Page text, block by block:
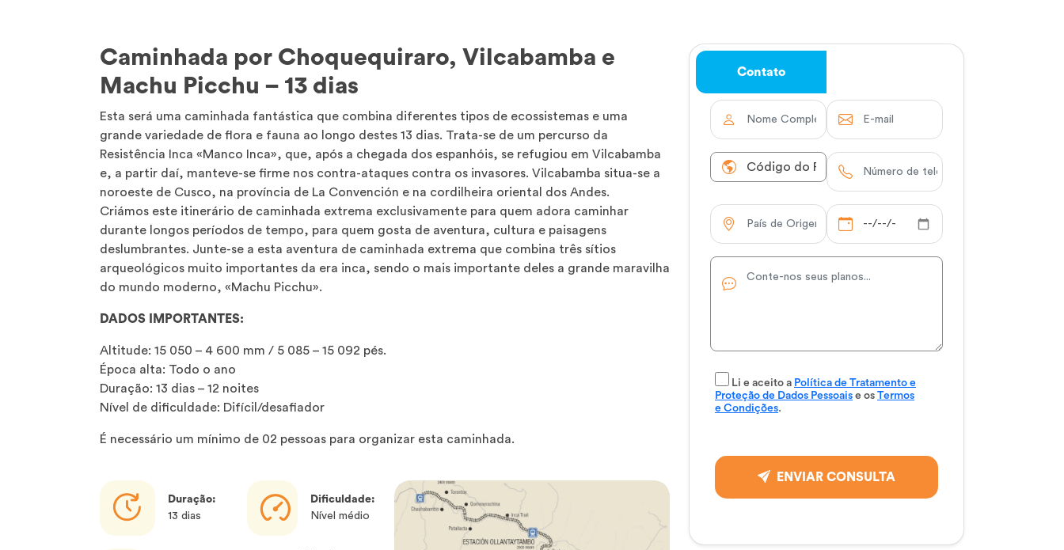
Caminhada por Choquequiraro, Vilcabamba e
Machu Picchu – 13 dias
Esta será uma caminhada fantástica que combina diferentes tipos de ecossistemas e uma
grande variedade de flora e fauna ao longo destes 13 dias. Trata-se de um percurso da
Resistência Inca «Manco Inca», que, após a chegada dos espanhóis, se refugiou em Vilcabamba
e, a partir daí, manteve-se firme nos contra-ataques contra os invasores. Vilcabamba situa-se a
noroeste de Cusco, na província de La Convención e na cordilheira oriental dos Andes.
Criámos este itinerário de caminhada extrema exclusivamente para quem adora caminhar
durante longos períodos de tempo, para quem gosta de aventura, cultura e paisagens
deslumbrantes. Junte-se a esta aventura de caminhada extrema que combina três sítios
arqueológicos muito importantes da era inca, sendo o mais importante deles a grande maravilha
do mundo moderno, «Machu Picchu».
DADOS IMPORTANTES:
Altitude: 15 050 – 4 600 mm / 5 085 – 15 092 pés.
Época alta: Todo o ano
Duração: 13 dias – 12 noites
Nível de dificuldade: Difícil/desafiador
É necessário um mínimo de 02 pessoas para organizar esta caminhada.
Duração:
13 dias
Dificuldade:
Nível médio
Contato
Li e aceito a Política de Tratamento e
Proteção de Dados Pessoais e os Termos
e Condições.
ENVIAR CONSULTA